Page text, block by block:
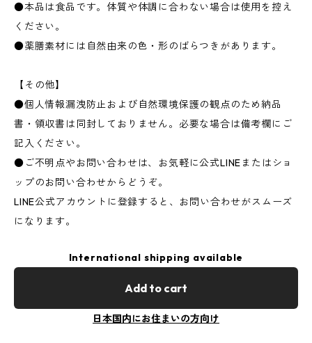
●本品は食品です。体質や体調に合わない場合は使用を控え
ください。
●薬膳素材には自然由来の色・形のばらつきがあります。
【その他】
●個人情報漏洩防止および自然環境保護の観点のため納品
書・領収書は同封しておりません。必要な場合は備考欄にご
記入ください。
●ご不明点やお問い合わせは、お気軽に公式LINEまたはショ
ップのお問い合わせからどうぞ。
LINE公式アカウントに登録すると、お問い合わせがスムーズ
になります。
International shipping available
Add to cart
日本国内にお住まいの方向け